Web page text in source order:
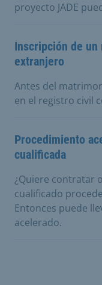
proyecto JADE
Inscripción de
extranjero
Antes del
en el registro civil
Procedimiento
cualificada
¿Quiere contratar
cualificado
Entonces puede
acelerado.